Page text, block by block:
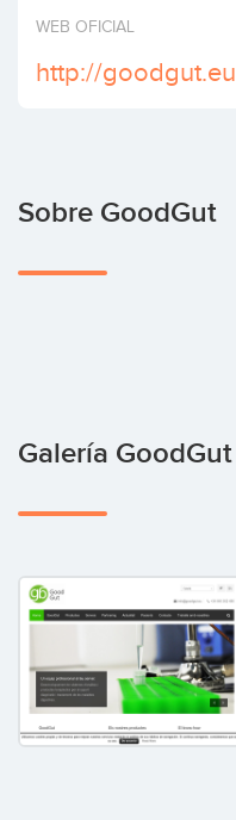
Invertir
WEB OFICIAL
http://goodgut.eu
Sobre GoodGut
Galería GoodGut